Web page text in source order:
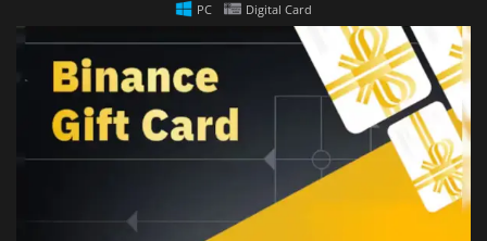
ACCEDI O REGISTRATI
PC Digital Card